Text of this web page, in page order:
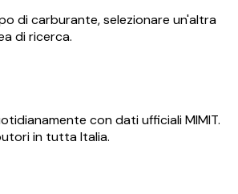
di carburante, selezionare un'altra
di ricerca.
con dati ufficiali MIMIT.
in tutta Italia.